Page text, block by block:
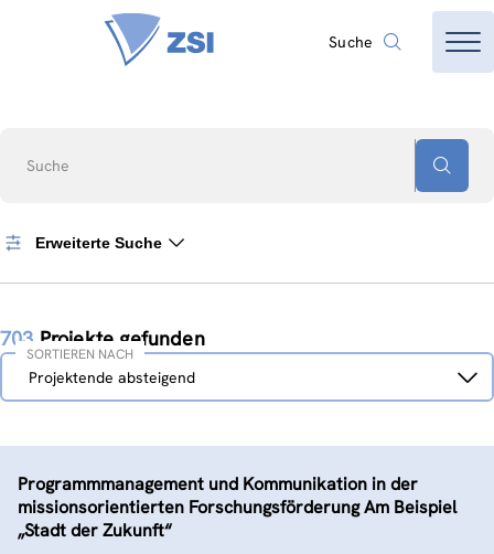
Suche
Suche
Erweiterte Suche
703 Projekte gefunden
Sortieren
nachProjektende absteigend
SORTIEREN NACH
Programmmanagement und Kommunikation in der
missionsorientierten Forschungsförderung Am Beispiel
„Stadt der Zukunft“